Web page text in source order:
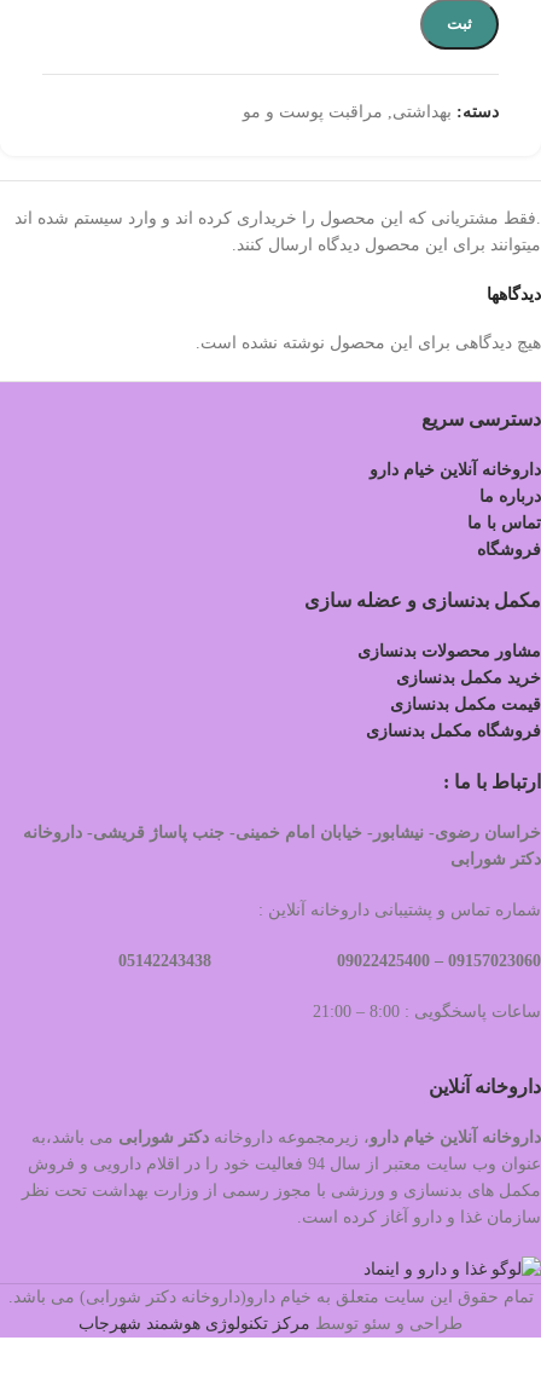
ثبت
دسته: بهداشتی مراقبت پوست و مو
دیدگاهها
هیچ دیدگاهی برای این محصول نوشته نشده است.
.فقط مشتریانی که این محصول را خریداری کرده اند و وارد سیستم شده اند
میتوانند برای این محصول دیدگاه ارسال کنند.
دسترسی سریع
داروخانه آنلاین خیام دارو
درباره ما
تماس با ما
فروشگاه
مکمل بدنسازی و عضله سازی
مشاور محصولات بدنسازی
خرید مکمل بدنسازی
قیمت مکمل بدنسازی
فروشگاه مکمل بدنسازی
ارتباط با ما :
خراسان رضوی- نیشابور- خیابان امام خمینی- جنب پاساژ قریشی- داروخانه
دکتر شورابی
شماره تماس و پشتیبانی داروخانه آنلاین :
09157023060 –
ساعات پاسخگویی : 8:00 – 21:00
داروخانه آنلاین
داروخانه آنلاین خیام دارو، زیرمجموعه داروخانه دکتر شورابی می باشد،به
عنوان وب سایت معتبر از سال 94 فعالیت خود را در اقلام دارویی و فروش
مکمل های بدنسازی و ورزشی با مجوز رسمی از وزارت بهداشت تحت نظر
سازمان غذا و دارو آغاز کرده است.
تمام حقوق این سایت متعلق به خیام دارو(داروخانه دکتر شورابی) می باشد.
طراحی و سئو توسط مرکز تکنولوژی هوشمند شهرجاب